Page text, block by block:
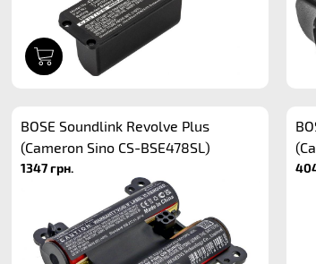
BOSE Soundlink Revolve Plus
(Cameron Sino CS-BSE478SL)
1347 грн.